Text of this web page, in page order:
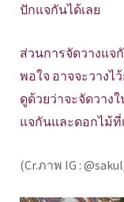
ปักแจกันได้เลย
ส่วนการจัดวางแจ
พอใจ อาจจะวางไ
ดูด้วยว่าจะจัดวาง
แจกันและดอกไม้
(Cr.ภาพ IG :